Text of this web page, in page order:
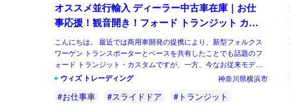
オススメ並行輸入 ディーラー中古車在庫｜お仕
事応援！観音開き！フォード トランジット カス
タム パネルバン Limited L1H1 2.0 6AT 3人乗り
右ハンドル
こんにちは。 最近では商用車開発の提携により、新型フォルクス
ワーゲン トランスポーターとベースを共有したことでも話題のフ
ォード トランジット・カスタムですが、一方、今なお従来モデル
にあたる初代もお客様からのお問合せが多く […]
ウィズ トレーディング 神奈川県横浜市
#お仕事車 #スライドドア #トランジット